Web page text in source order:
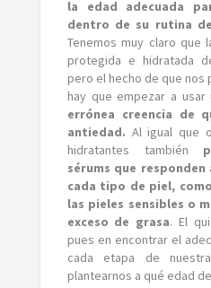
la edad adecuada
dentro de su rutina
Tenemos muy claro que
protegida e hidratada
pero el hecho de que nos
hay que empezar a usar
errónea creencia de
antiedad. Al igual que
hidratantes también
sérums que responden
cada tipo de piel,
las pieles sensibles o
exceso de grasa. El
pues en encontrar el
cada etapa de
plantearnos a qué edad